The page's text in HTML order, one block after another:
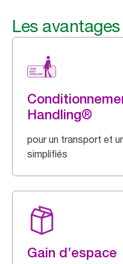
Les
Handling®
pour un transport et
simplifiés
Gain d’espace